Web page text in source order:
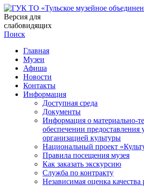
Версия для
слабовидящих
Поиск
Главная
Музеи
Афиша
Новости
Контакты
Информация
Доступная среда
Документы
Информация о материально-
обеспечении предоставления
организацией культуры
Национальный проект
Правила посещения музея
Как заказать экскурсию
Служба по контракту
Независимая оценка